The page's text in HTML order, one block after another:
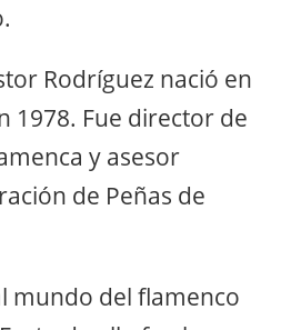
Rodríguez nació en
1978. Fue director de
y asesor
de Peñas de
mundo del flamenco